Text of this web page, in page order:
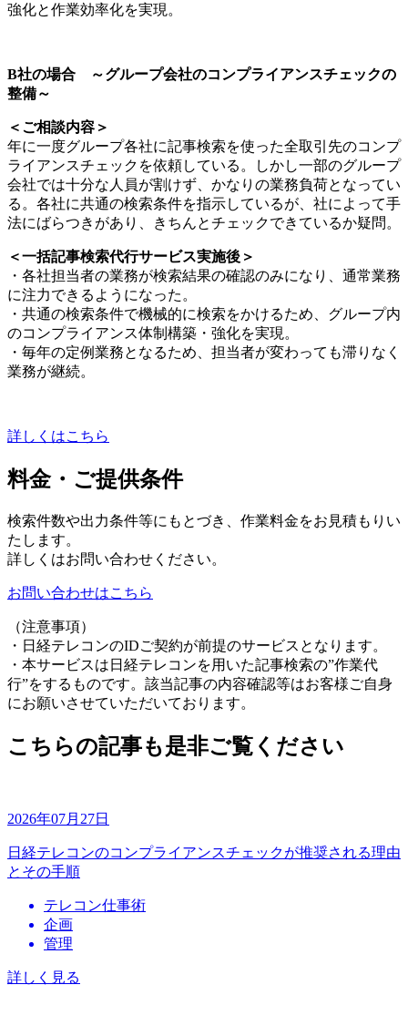
強化と作業効率化を実現。
B社の場合 ～グループ会社のコンプライアンスチェックの
整備～
＜ご相談内容＞
年に一度グループ各社に記事検索を使った全取引先のコンプ
ライアンスチェックを依頼している。しかし一部のグループ
会社では十分な人員が割けず、かなりの業務負荷となってい
る。各社に共通の検索条件を指示しているが、社によって手
法にばらつきがあり、きちんとチェックできているか疑問。
＜一括記事検索代行サービス実施後＞
・各社担当者の業務が検索結果の確認のみになり、通常業務
に注力できるようになった。
・共通の検索条件で機械的に検索をかけるため、グループ内
のコンプライアンス体制構築・強化を実現。
・毎年の定例業務となるため、担当者が変わっても滞りなく
業務が継続。
詳しくはこちら
料金・ご提供条件
検索件数や出力条件等にもとづき、作業料金をお見積もりい
たします。
詳しくはお問い合わせください。
お問い合わせはこちら
（注意事項）
・日経テレコンのIDご契約が前提のサービスとなります。
・本サービスは日経テレコンを用いた記事検索の”作業代
行”をするものです。該当記事の内容確認等はお客様ご自身
にお願いさせていただいております。
こちらの記事も是非ご覧ください
2026年07月27日
日経テレコンのコンプライアンスチェックが推奨される理由
とその手順
テレコン仕事術
企画
管理
詳しく見る